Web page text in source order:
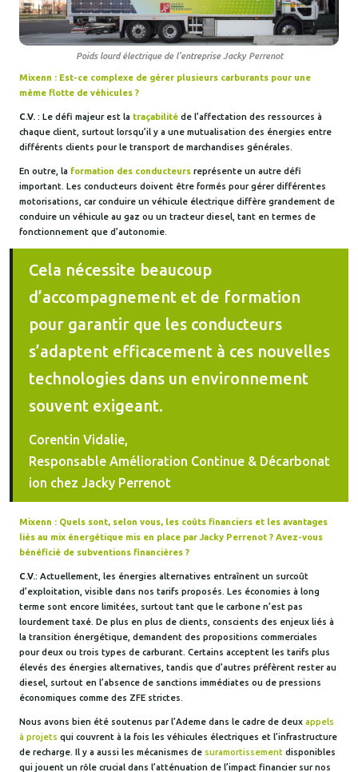
Poids lourd électrique de l’entreprise Jacky Perrenot
Mixenn : Est-ce complexe de gérer plusieurs carburants pour une
même flotte de véhicules ?
C.V. : Le défi majeur est la traçabilité de l’affectation des ressources à
chaque client, surtout lorsqu’il y a une mutualisation des énergies entre
différents clients pour le transport de marchandises générales.
En outre, la formation des conducteurs représente un autre défi
important. Les conducteurs doivent être formés pour gérer différentes
motorisations, car conduire un véhicule électrique diffère grandement de
conduire un véhicule au gaz ou un tracteur diesel, tant en termes de
fonctionnement que d’autonomie.
Cela nécessite beaucoup
d’accompagnement et de formation
pour garantir que les conducteurs
s’adaptent efficacement à ces nouvelles
technologies dans un environnement
souvent exigeant.
Corentin Vidalie,
Responsable Amélioration Continue & Décarbonat
ion chez Jacky Perrenot
Mixenn : Quels sont, selon vous, les coûts financiers et les avantages
liés au mix énergétique mis en place par Jacky Perrenot ? Avez-vous
bénéficié de subventions financières ?
C.V.: Actuellement, les énergies alternatives entraînent un surcoût
d’exploitation, visible dans nos tarifs proposés. Les économies à long
terme sont encore limitées, surtout tant que le carbone n’est pas
lourdement taxé. De plus en plus de clients, conscients des enjeux liés à
la transition énergétique, demandent des propositions commerciales
pour deux ou trois types de carburant. Certains acceptent les tarifs plus
élevés des énergies alternatives, tandis que d’autres préfèrent rester au
diesel, surtout en l’absence de sanctions immédiates ou de pressions
économiques comme des ZFE strictes.
Nous avons bien été soutenus par l’Ademe dans le cadre de deux appels
à projets qui couvrent à la fois les véhicules électriques et l’infrastructure
de recharge. Il y a aussi les mécanismes de suramortissement disponibles
qui jouent un rôle crucial dans l’atténuation de l’impact financier sur nos